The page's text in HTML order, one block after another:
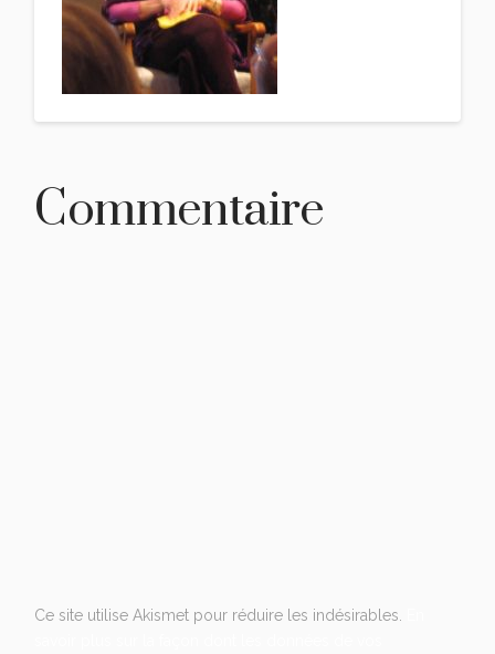
Commentaire
Ce site utilise Akismet pour réduire les indésirables.